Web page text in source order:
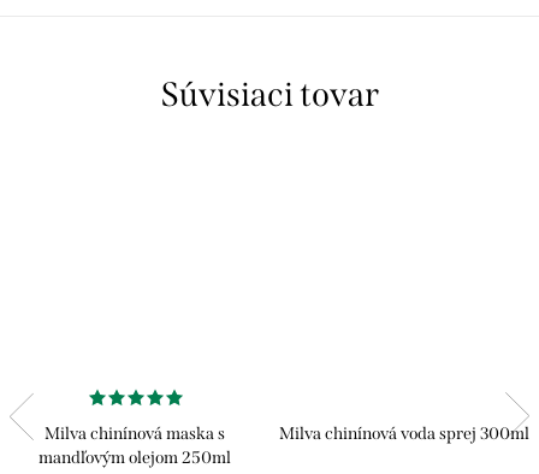
Súvisiaci tovar
Milva chinínová maska s
mandľovým olejom 250ml
Milva chinínová voda sprej 300ml